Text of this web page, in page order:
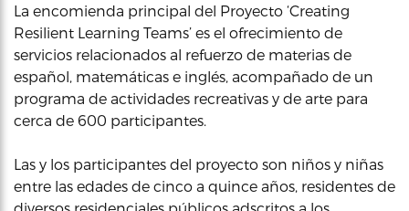
La encomienda principal del Proyecto ‘Creating
Resilient Learning Teams’ es el ofrecimiento de
servicios relacionados al refuerzo de materias de
español, matemáticas e inglés, acompañado de un
programa de actividades recreativas y de arte para
cerca de 600 participantes.
Las y los participantes del proyecto son niños y niñas
entre las edades de cinco a quince años, residentes de